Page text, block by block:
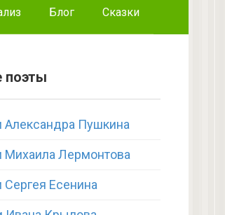
Блог Сказки
поэты
Александра Пушкина
Михаила Лермонтова
Сергея Есенина